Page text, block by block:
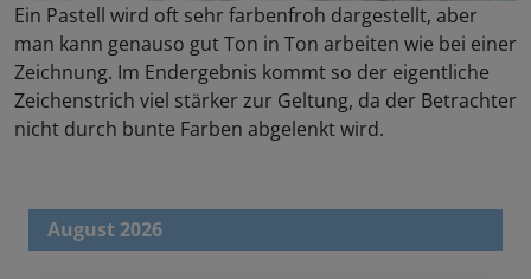
Ein Pastell wird oft sehr farbenfroh dargestellt, aber
man kann genauso gut Ton in Ton arbeiten wie bei einer
Zeichnung. Im Endergebnis kommt so der eigentliche
Zeichenstrich viel stärker zur Geltung, da der Betrachter
nicht durch bunte Farben abgelenkt wird.
August 2026